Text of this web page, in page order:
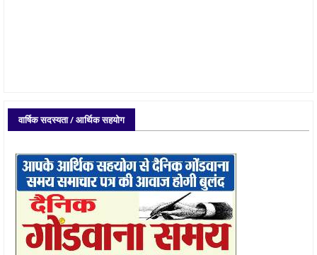
वार्षिक सदस्यता / आर्थिक सहयोग